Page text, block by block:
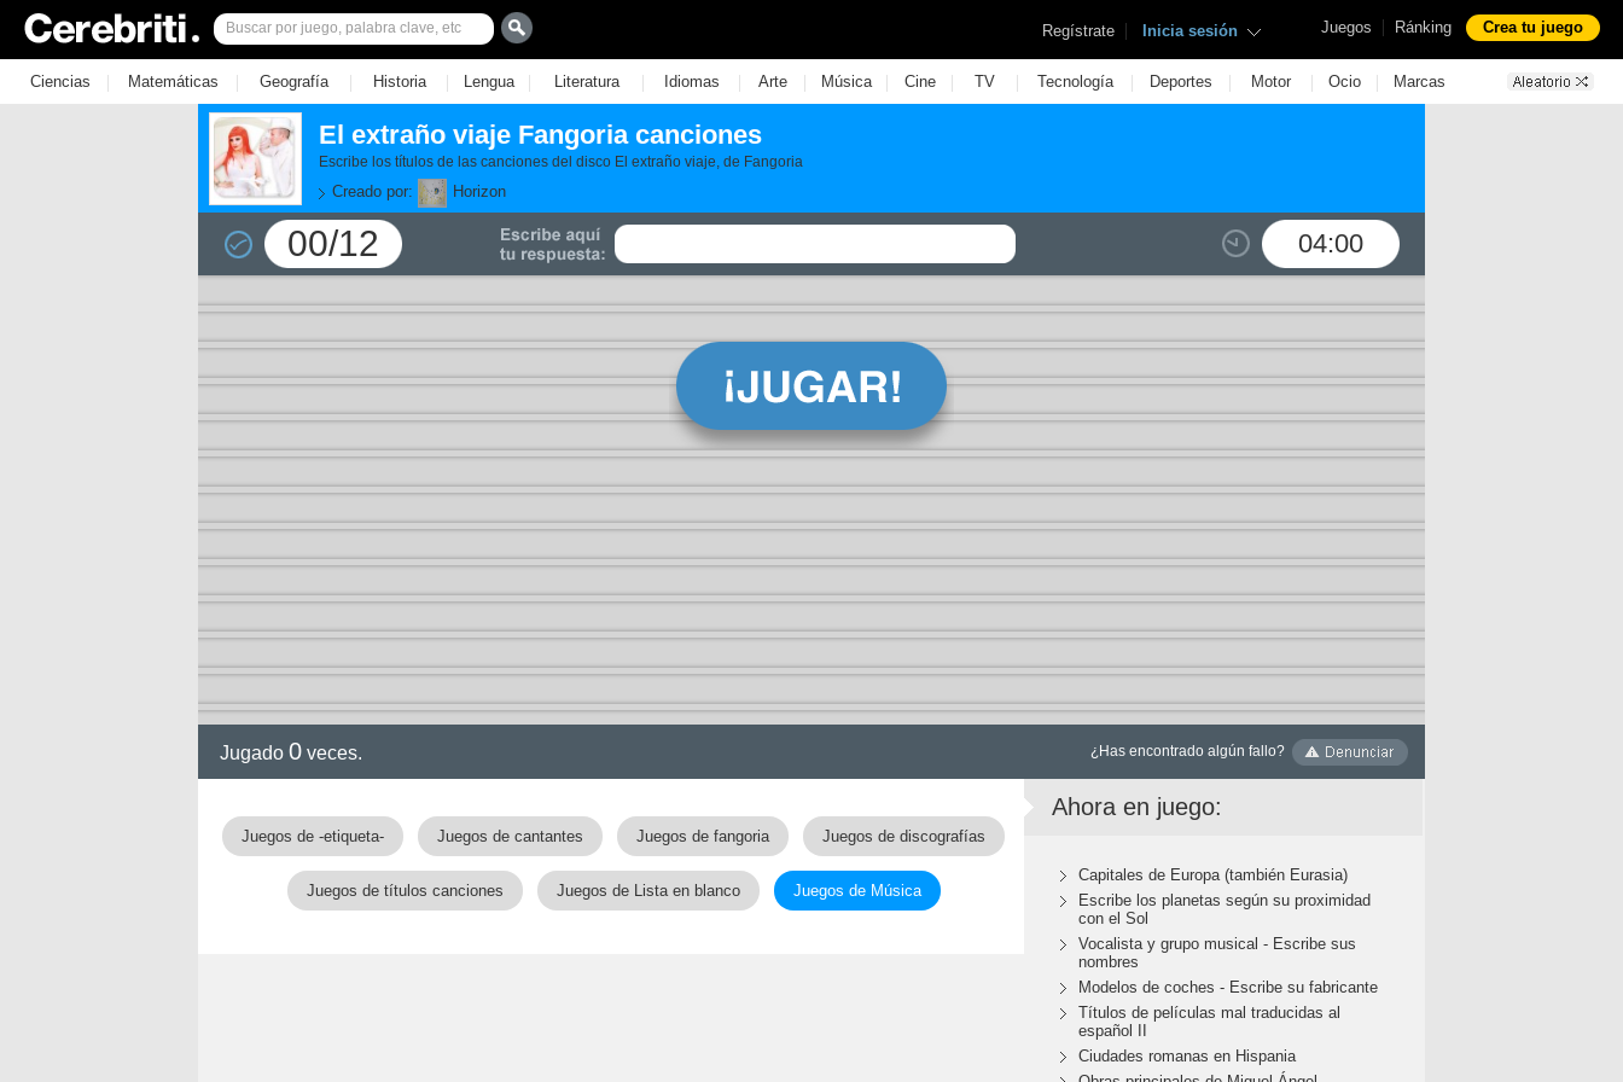
Juegos | Ránking Crea tu juego
Regístrate | Inicia sesión
Ciencias | Matemáticas | Geografía | Historia | Lengua | Literatura | Idiomas | Arte | Música | Cine | TV | Tecnología | Deportes | Motor | Ocio | Marcas
El extraño viaje Fangoria canciones
Escribe los títulos de las canciones del disco El extraño viaje, de Fangoria
Creado por: Horizon
00/12 04:00
Jugado 0 veces. ¿Has encontrado algún fallo?
Juegos de -etiqueta- Juegos de cantantes Juegos de fangoria Juegos de discografías
Juegos de títulos canciones Juegos de Lista en blanco Juegos de Música
Ahora en juego:
Capitales de Europa (también Eurasia)
Escribe los planetas según su proximidad
con el Sol
Vocalista y grupo musical - Escribe sus
nombres
Modelos de coches - Escribe su fabricante
Títulos de películas mal traducidas al
español II
Ciudades romanas en Hispania